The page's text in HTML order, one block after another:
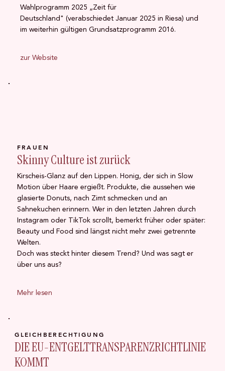
GLEICHBERECHTIGUNG
DIE EU-ENTGELTTRANSPARENZRICHTLINIE
KOMMT
FRAUEN
Skinny Culture ist zurück
Kirscheis-Glanz auf den Lippen. Honig, der sich in Slow
Motion über Haare ergießt. Produkte, die aussehen wie
glasierte Donuts, nach Zimt schmecken und an
Sahnekuchen erinnern. Wer in den letzten Jahren durch
Instagram oder TikTok scrollt, bemerkt früher oder später:
Beauty und Food sind längst nicht mehr zwei getrennte
Welten.
Doch was steckt hinter diesem Trend? Und was sagt er
über uns aus?
Mehr lesen
Wahlprogramm 2025 „Zeit für
Deutschland" (verabschiedet Januar 2025 in Riesa) und
im weiterhin gültigen Grundsatzprogramm 2016.
zur Website